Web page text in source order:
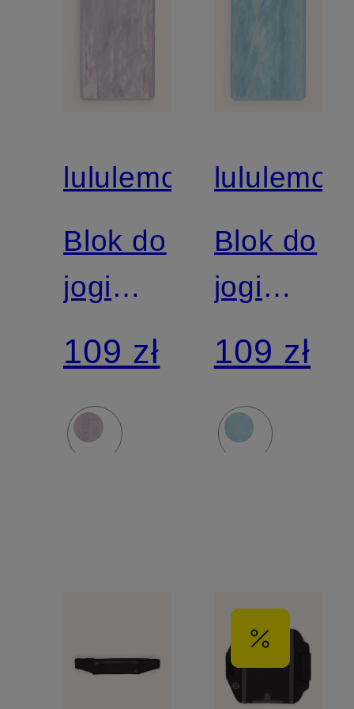
lululemon
Blok do
jogi
LIFT
AND
LENGTHEN
109 zł
lululemon
Blok do
jogi
LIFT
AND
109 zł